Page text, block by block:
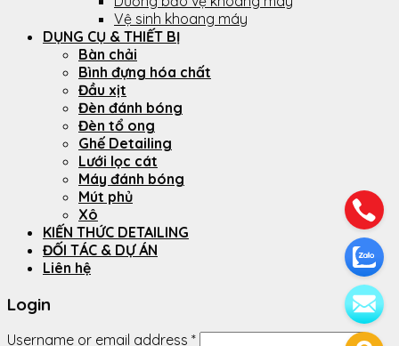
Vệ sinh khoang máy
DỤNG CỤ & THIẾT BỊ
Bàn chải
Bình đựng hóa chất
Đầu xịt
Đèn đánh bóng
Đèn tổ ong
Ghế Detailing
Lưới lọc cát
Máy đánh bóng
Mút phủ
Xô
KIẾN THỨC DETAILING
ĐỐI TÁC & DỰ ÁN
Liên hệ
Login
Username or email address *